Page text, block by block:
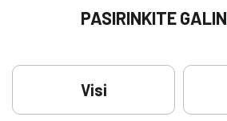
PASIRINKITE
Visi